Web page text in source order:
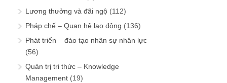
Lương thưởng và đãi ngộ (112)
Pháp chế – Quan hệ lao động (136)
Phát triển – đào tạo nhân sự nhân lực
(56)
Quản trị tri thức – Knowledge
Management (19)